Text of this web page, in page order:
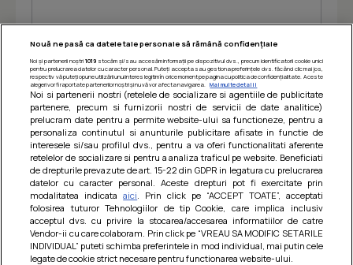
Parola:
Am uitat parola
Nouă ne pasă ca datele tale personale să rămână confidențiale
Noi și partenerii noștri 1019stocăm și/sau accesăm informații pe dispozitivul dvs., precum identificatorii cookie unici
pentru prelucrarea datelor cu caracter personal. Puteți accepta sau gestiona preferințele dvs. făcând clic mai jos,
respectiv vă puteți opune utilizării unui interes legitim în orice moment pe pagina cu politica de confidențialitate. Aceste
alegeri vor fi raportate partenerilor noștri și nu vă vor afecta navigarea.
Mai multe detalii
Noi si partenerii nostri (retelele de socializare si agentiile de publicitate
partenere, precum si furnizorii nostri de servicii de date analitice)
prelucram date pentru a permite website-ului sa functioneze, pentru a
personaliza continutul si anunturile publicitare afisate in functie de
interesele si/sau profilul dvs., pentru a va oferi functionalitati aferente
retelelor de socializare si pentru a analiza traficul pe website. Beneficiati
de drepturile prevazute de art. 15-22 din GDPR in legatura cu prelucrarea
datelor cu caracter personal. Aceste drepturi pot fi exercitate prin
modalitatea indicataaici . Prin click pe “ACCEPT TOATE”, acceptati
folosirea tuturor Tehnologiilor de tip Cookie, care implica inclusiv
acceptul dvs. cu privire la stocarea/accesarea informatiilor de catre
Vendor-ii cu care colaboram. Prin click pe “VREAU SA MODIFIC SETARILE
INDIVIDUAL” puteti schimba preferintele in mod individual, mai putin cele
legate de cookie strict necesare pentru functionarea website-ului.